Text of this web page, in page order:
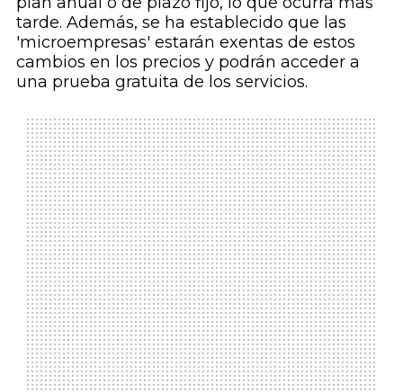
tarde. Además, se ha establecido que las
'microempresas' estarán exentas de estos
cambios en los precios y podrán acceder a
una prueba gratuita de los servicios.